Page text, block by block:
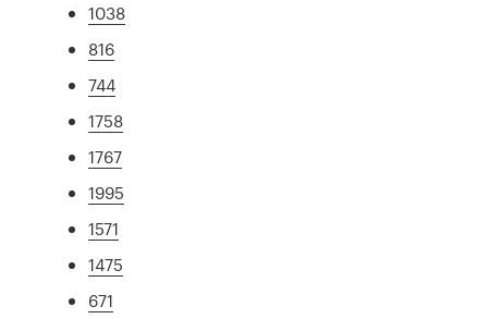
1038
816
744
1758
1767
1995
1571
1475
671